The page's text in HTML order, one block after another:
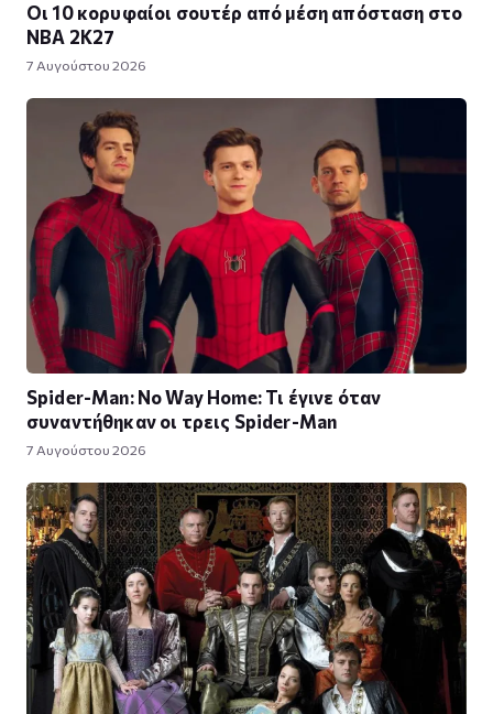
Οι 10 κορυφαίοι σουτέρ από μέση απόσταση στο
NBA 2K27
7 Αυγούστου 2026
Spider-Man: No Way Home: Τι έγινε όταν
συναντήθηκαν οι τρεις Spider-Man
7 Αυγούστου 2026